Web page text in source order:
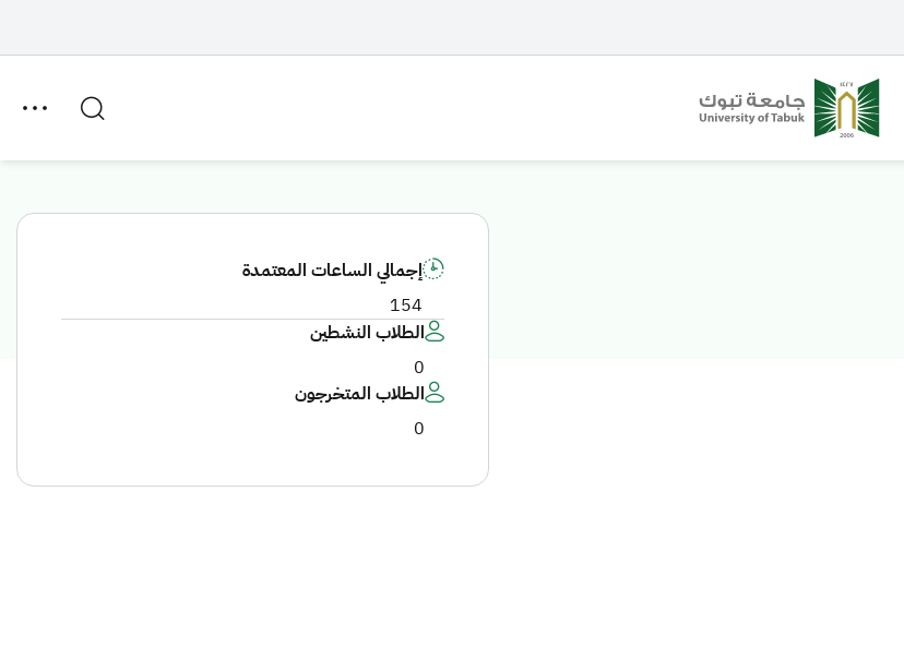
إجمالي الساعات المعتمدة
154
الطلاب النشطين
0
الطلاب المتخرجون
0